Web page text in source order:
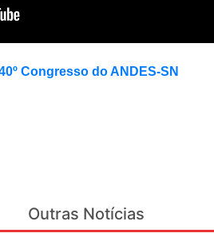
Congresso do ANDES-SN
Outras Notícias